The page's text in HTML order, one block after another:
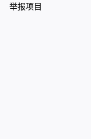
举报项目